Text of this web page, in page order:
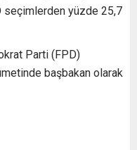
seçimlerden yüzde 25,7
Parti (FPD)
başbakan olarak